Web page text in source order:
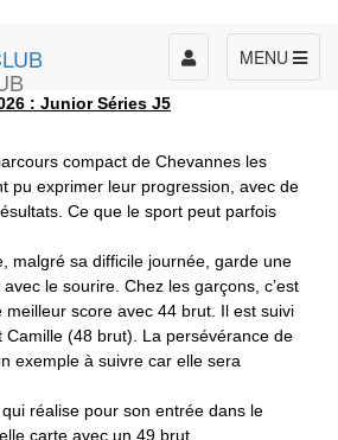
MENU
Toggle
navigation
: Junior Séries J5
compact de Chevannes les
pu exprimer leur progression, avec de
Ce que le sport peut parfois
malgré sa difficile journée, garde une
le sourire. Chez les garçons, c’est
meilleur score avec 44 brut. Il est suivi
Camille (48 brut). La persévérance de
exemple à suivre car elle sera
réalise pour son entrée dans le
carte avec un 49 brut.